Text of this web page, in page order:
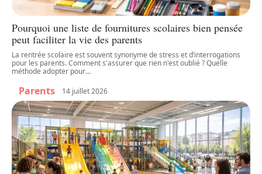
Pourquoi une liste de fournitures scolaires bien pensée
peut faciliter la vie des parents
La rentrée scolaire est souvent synonyme de stress et d’interrogations
pour les parents. Comment s'assurer que rien n'est oublié ? Quelle
méthode adopter pour…
Parents 14 juillet 2026